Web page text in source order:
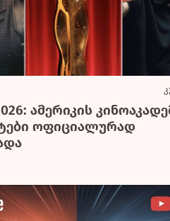
ამერიკის
ოფიციალურად